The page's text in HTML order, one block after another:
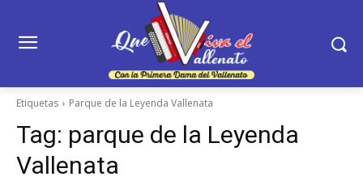
Etiquetas Parque de la Leyenda Vallenata
Tag: parque de la Leyenda
Vallenata